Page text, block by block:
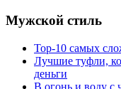
Мужской стиль
Top-10 самых
Лучшие туфли,
деньги
В огонь и воду с